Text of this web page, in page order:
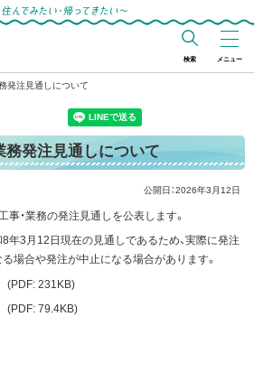
たい・住んでみた
検索 メニュー
発注見通しについて
発注見通しについて
公開日：2026年3月12日
事・業務の発注見通しを公表します。
年3月12日現在の見通しであるため、実際に発注
場合や発注が中止になる場合があります。
(PDF: 231KB)
(PDF: 79.4KB)